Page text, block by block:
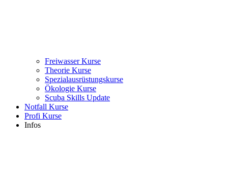
Freiwasser Kurse
Theorie Kurse
Spezialausrüstungskurse
Ökologie Kurse
Scuba Skills Update
Notfall Kurse
Profi Kurse
Infos